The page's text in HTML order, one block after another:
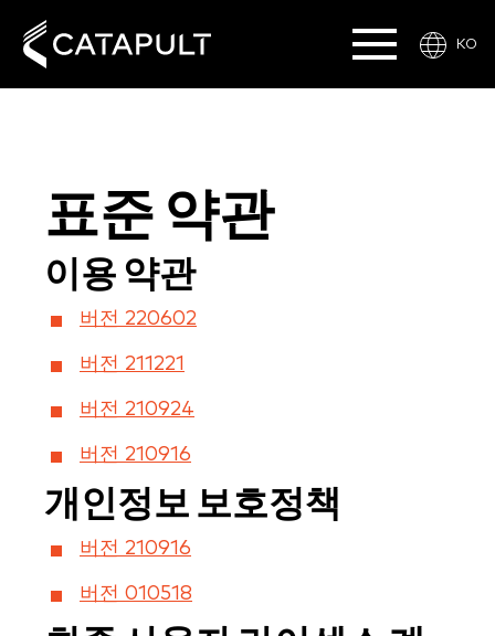
KO
표준 약관
이용 약관
버전 220602
버전 211221
버전 210924
버전 210916
개인정보 보호정책
버전 210916
버전 010518